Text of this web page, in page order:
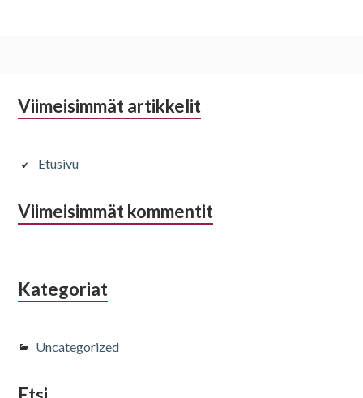
A
a
p
a
k
n
Viimeisimmät artikkelit
Etusivu
Viimeisimmät kommentit
Kategoriat
Uncategorized